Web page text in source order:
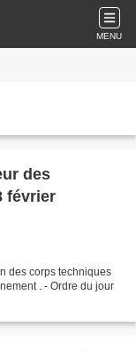
MENU
des
février
des corps techniques
du jour